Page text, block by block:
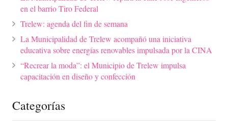
en el barrio Tiro Federal
Trelew: agenda del fin de semana
La Municipalidad de Trelew acompañó una iniciativa
educativa sobre energías renovables impulsada por la CINA
“Recrear la moda”: el Municipio de Trelew impulsa
capacitación en diseño y confección
Categorías